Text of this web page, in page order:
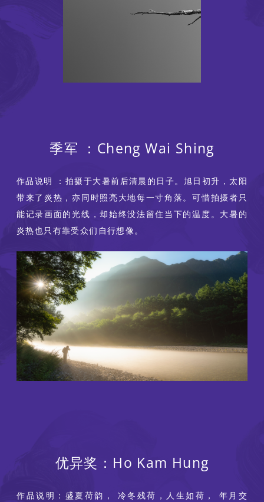
季军 ：Cheng Wai Shing
作品说明 ：拍摄于大暑前后清晨的日子。旭日初升，太阳
带来了炎热，亦同时照亮大地每一寸角落。可惜拍摄者只
能记录画面的光线，却始终没法留住当下的温度。大暑的
炎热也只有靠受众们自行想像。
优异奖：Ho Kam Hung
作品说明：盛夏荷韵， 冷冬残荷，人生如荷， 年月交